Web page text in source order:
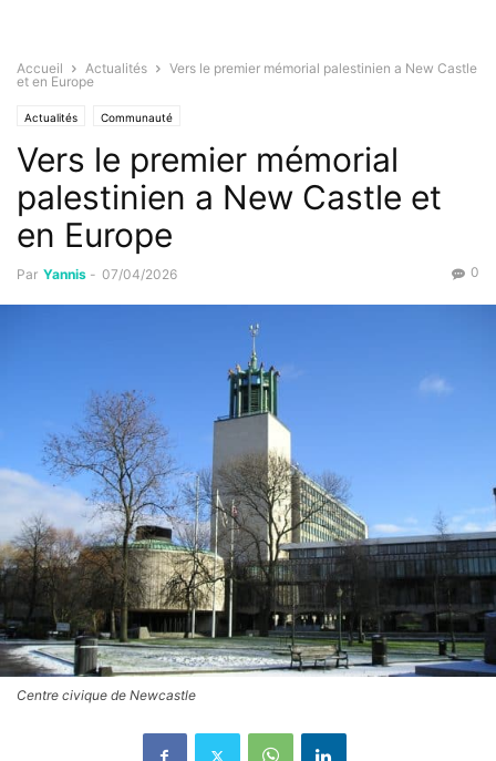
Accueil Actualités
Vers le premier mémorial palestinien a New Castle
et en Europe
Actualités Communauté
Vers le premier mémorial
palestinien a New Castle et
en Europe
Par Yannis - 07/04/2026 0
Centre civique de Newcastle